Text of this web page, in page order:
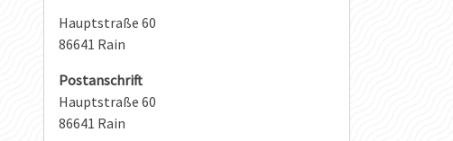
Hauptstraße 60
86641 Rain
Postanschrift
Hauptstraße 60
86641 Rain